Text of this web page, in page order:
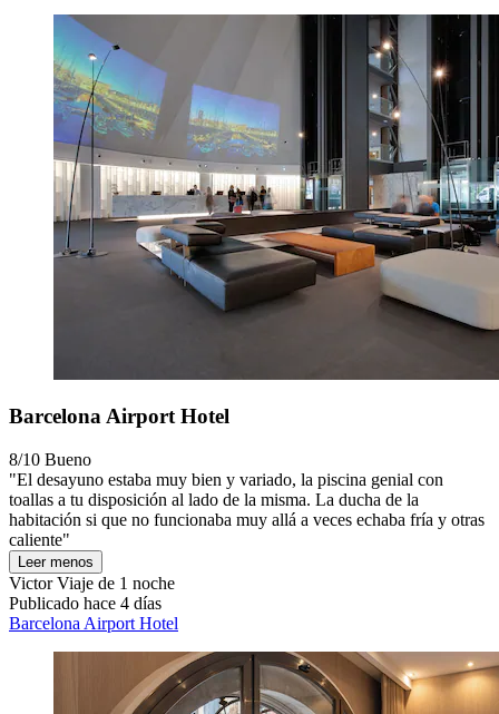
Barcelona Airport Hotel
8/10 Bueno
"El desayuno estaba muy bien y variado, la piscina genial con
toallas a tu disposición al lado de la misma. La ducha de la
habitación si que no funcionaba muy allá a veces echaba fría y otras
caliente"
Leer menos
VictorViaje de 1 noche
Publicado hace 4 días
Barcelona Airport Hotel